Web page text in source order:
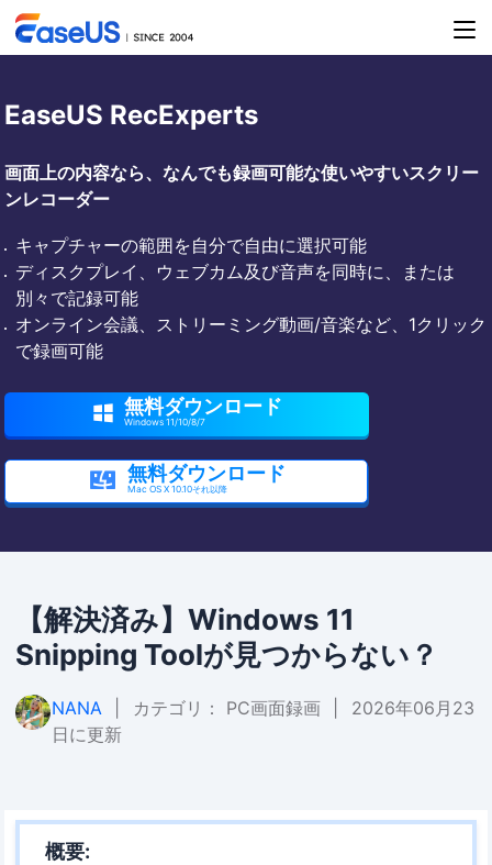
EaseUS RecExperts
画面上の内容なら、なんでも録画可能な使いやすいスクリー
ンレコーダー
キャプチャーの範囲を自分で自由に選択可能
ディスクプレイ、ウェブカム及び音声を同時に、または
別々で記録可能
オンライン会議、ストリーミング動画/音楽など、1クリック
で録画可能
 無料ダウンロード
Windows 11/10/8/7
 無料ダウンロード
Mac OS X 10.10それ以降
【解決済み】Windows 11
Snipping Toolが見つからない？
NANA カテゴリ： PC画面録画
2026年06月23
日に更新
概要: